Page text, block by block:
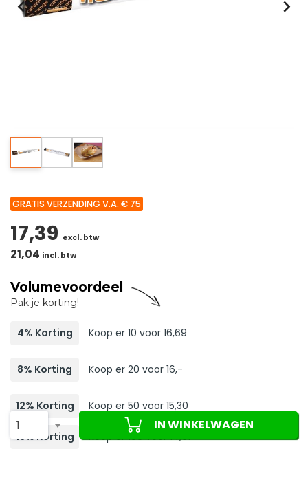
GRATIS VERZENDING V.A. € 75
17,39 excl. btw
21,04 incl. btw
Volumevoordeel
Pak je korting!
4% Korting Koop er 10 voor 16,69
8% Korting Koop er 20 voor 16,-
12% Korting Koop er 50 voor 15,30
16% Korting Koop er 100 voor 14,61
1 IN WINKELWAGEN